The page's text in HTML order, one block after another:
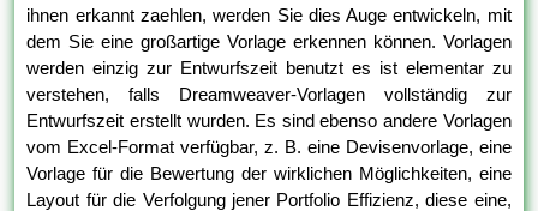
ihnen erkannt zaehlen, werden Sie dies Auge entwickeln, mit
dem Sie eine großartige Vorlage erkennen können. Vorlagen
werden einzig zur Entwurfszeit benutzt es ist elementar zu
verstehen, falls Dreamweaver-Vorlagen vollständig zur
Entwurfszeit erstellt wurden. Es sind ebenso andere Vorlagen
vom Excel-Format verfügbar, z. B. eine Devisenvorlage, eine
Vorlage für die Bewertung der wirklichen Möglichkeiten, eine
Layout für die Verfolgung jener Portfolio Effizienz, diese eine,